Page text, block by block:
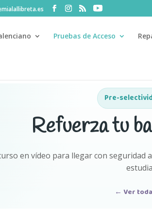
Pruebas de Acceso
Pre-
Refuerza tu
en vídeo para llegar con seguridad
← Ver